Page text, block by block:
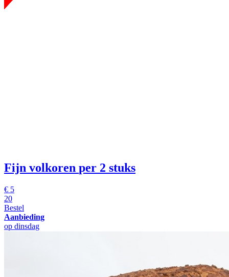
Fijn volkoren per 2 stuks
€ 5
20
Bestel
Aanbieding
op dinsdag